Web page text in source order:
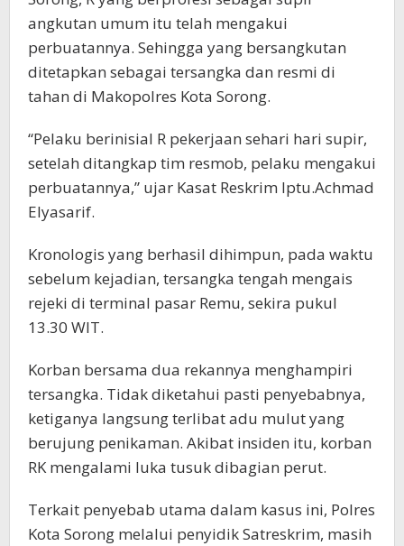
angkutan umum itu telah mengakui
perbuatannya. Sehingga yang bersangkutan
ditetapkan sebagai tersangka dan resmi di
tahan di Makopolres Kota Sorong.
“Pelaku berinisial R pekerjaan sehari hari supir,
setelah ditangkap tim resmob, pelaku mengakui
perbuatannya,” ujar Kasat Reskrim Iptu.Achmad
Elyasarif.
Kronologis yang berhasil dihimpun, pada waktu
sebelum kejadian, tersangka tengah mengais
rejeki di terminal pasar Remu, sekira pukul
13.30 WIT.
Korban bersama dua rekannya menghampiri
tersangka. Tidak diketahui pasti penyebabnya,
ketiganya langsung terlibat adu mulut yang
berujung penikaman. Akibat insiden itu, korban
RK mengalami luka tusuk dibagian perut.
Terkait penyebab utama dalam kasus ini, Polres
Kota Sorong melalui penyidik Satreskrim, masih